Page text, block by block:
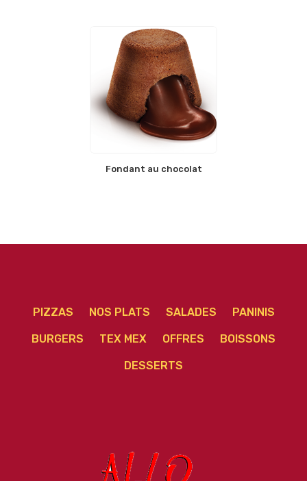
Fondant au chocolat
PIZZAS NOS PLATS SALADES PANINIS
BURGERS TEX MEX OFFRES BOISSONS
DESSERTS